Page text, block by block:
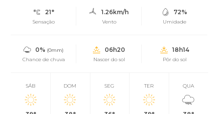
21°
Sensação
1.26km/h
Vento
72%
Umidade
0% (0mm)
Chance de chuva
06h20
Nascer do sol
18h14
Pôr do sol
SÁB DOM SEG TER QUA